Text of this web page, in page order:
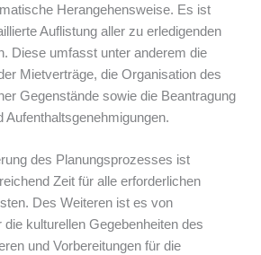
Herangehensweise. Es ist
Auflistung aller zu erledigenden
Diese umfasst unter anderem die
Mietverträge, die Organisation des
Gegenstände sowie die Beantragung
Aufenthaltsgenehmigungen.
des Planungsprozesses ist
Zeit für alle erforderlichen
Des Weiteren ist es von
die kulturellen Gegebenheiten des
und Vorbereitungen für die